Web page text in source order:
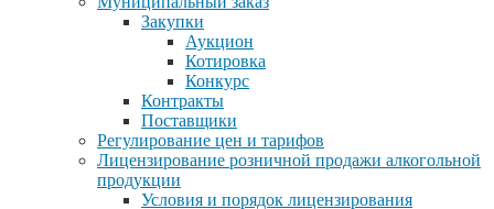
Закупки
Аукцион
Котировка
Конкурс
Контракты
Поставщики
Регулирование цен и тарифов
Лицензирование розничной продажи алкогольной
продукции
Условия и порядок лицензирования